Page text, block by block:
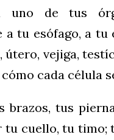
uno de tus
tu esófago, a tu
útero, vejiga,
cada célula
brazos, tus
tu cuello, tu timo;